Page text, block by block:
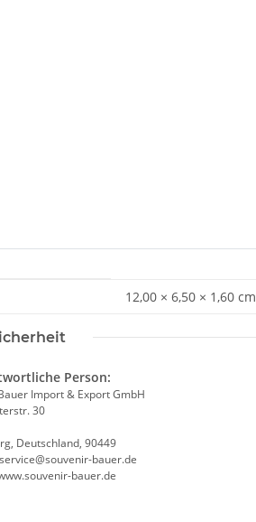
12,00 × 6,50 × 1,60 cm
Person:
Import & Export GmbH
30
Deutschland, 90449
bauer.de
bauer.de